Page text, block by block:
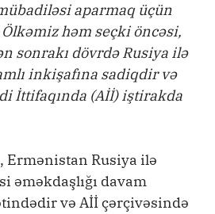
aparmaq üçün
həm seçki öncəsi,
sonrakı dövrdə Rusiya ilə
inkişafına sadiqdir və
İttifaqında (Aİİ) iştirakda
Ermənistan Rusiya ilə
əməkdaşlığı davam
və Aİİ çərçivəsində